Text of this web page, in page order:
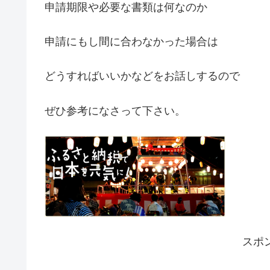
申請期限や必要な書類は何なのか
申請にもし間に合わなかった場合は
どうすればいいかなどをお話しするので
ぜひ参考になさって下さい。
スポ